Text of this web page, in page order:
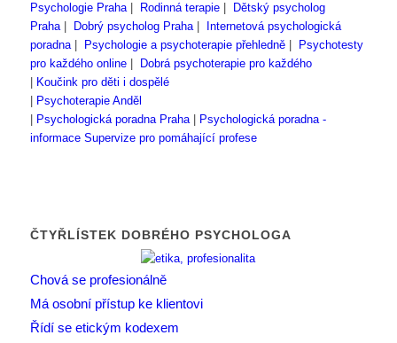
Psychologie Praha| Rodinná terapie|
Dětský psycholog
Praha| Dobrý psycholog Praha|
Internetová psychologická
poradna| Psychologie a psychoterapie přehledně|
Psychotesty
pro každého online|
Dobrá psychoterapie pro každého
Koučink pro děti i dospělé
Psychoterapie Anděl
Psychologická poradna Praha|
Psychologická poradna -
informace Supervize pro pomáhající profese
ČTYŘLÍSTEK DOBRÉHO PSYCHOLOGA
Chová se profesionálně
Má osobní přístup ke klientovi
Řídí se etickým kodexem